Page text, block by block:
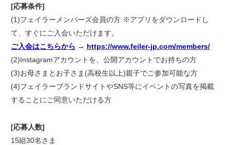
[応募条件]
(1)フェイラーメンバーズ会員の方 ※アプリをダウンロードし
て、すぐにご入会いただけます。
ご入会はこちらから → https://www.feiler-jp.com/members/
(2)Instagramアカウントを、公開アカウントでお持ちの方
(3)お母さまとお子さま(高校生以上)親子でご参加可能な方
(4)フェイラーブランドサイトやSNS等にイベントの写真を掲載
することにご同意いただける方
[応募人数]
15組30名さま